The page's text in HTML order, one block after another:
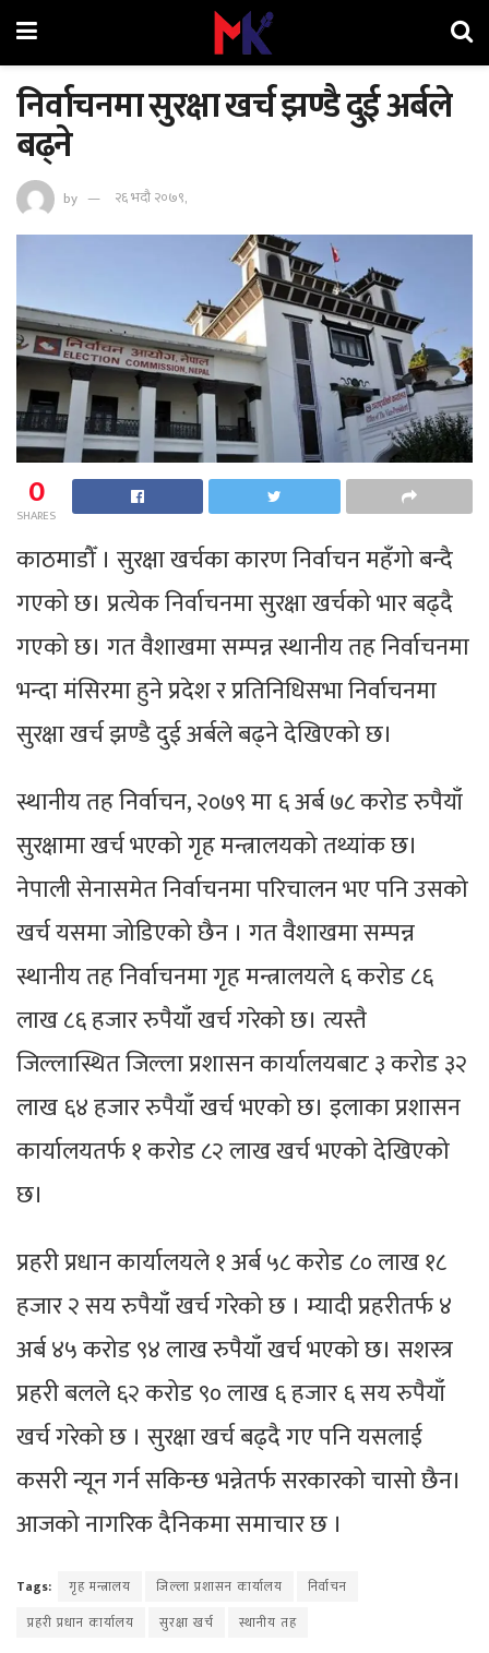
निर्वाचनमा सुरक्षा खर्च झण्डै दुई अर्बले
बढ्ने
by २६ भदौ २०७९,
0
SHARES
काठमाडौँ । सुरक्षा खर्चका कारण निर्वाचन महँगो बन्दै
गएको छ। प्रत्येक निर्वाचनमा सुरक्षा खर्चको भार बढ्दै
गएको छ। गत वैशाखमा सम्पन्न स्थानीय तह निर्वाचनमा
भन्दा मंसिरमा हुने प्रदेश र प्रतिनिधिसभा निर्वाचनमा
सुरक्षा खर्च झण्डै दुई अर्बले बढ्ने देखिएको छ।
स्थानीय तह निर्वाचन, २०७९ मा ६ अर्ब ७८ करोड रुपैयाँ
सुरक्षामा खर्च भएको गृह मन्त्रालयको तथ्यांक छ।
नेपाली सेनासमेत निर्वाचनमा परिचालन भए पनि उसको
खर्च यसमा जोडिएको छैन । गत वैशाखमा सम्पन्न
स्थानीय तह निर्वाचनमा गृह मन्त्रालयले ६ करोड ८६
लाख ८६ हजार रुपैयाँ खर्च गरेको छ। त्यस्तै
जिल्लास्थित जिल्ला प्रशासन कार्यालयबाट ३ करोड ३२
लाख ६४ हजार रुपैयाँ खर्च भएको छ। इलाका प्रशासन
कार्यालयतर्फ १ करोड ८२ लाख खर्च भएको देखिएको
छ।
प्रहरी प्रधान कार्यालयले १ अर्ब ५८ करोड ८० लाख १८
हजार २ सय रुपैयाँ खर्च गरेको छ । म्यादी प्रहरीतर्फ ४
अर्ब ४५ करोड ९४ लाख रुपैयाँ खर्च भएको छ। सशस्त्र
प्रहरी बलले ६२ करोड ९० लाख ६ हजार ६ सय रुपैयाँ
खर्च गरेको छ । सुरक्षा खर्च बढ्दै गए पनि यसलाई
कसरी न्यून गर्न सकिन्छ भन्नेतर्फ सरकारको चासो छैन।
आजको नागरिक दैनिकमा समाचार छ ।
Tags: गृह मन्त्रालय जिल्ला प्रशासन कार्यालय
निर्वाचन
प्रहरी प्रधान कार्यालय
सुरक्षा खर्च स्थानीय तह